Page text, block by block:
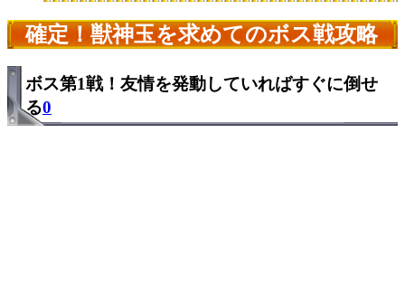
確定！獣神玉を求めてのボス戦攻略
ボス第1戦！友情を発動していればすぐに倒せ
る0